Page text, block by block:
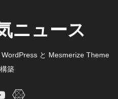
ニュース
と Mesmerize Theme
築